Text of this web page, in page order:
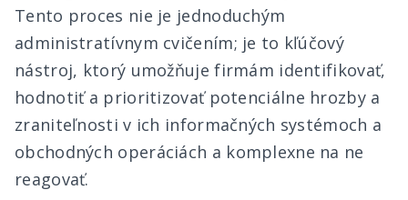
Tento proces nie je jednoduchým
administratívnym cvičením; je to kľúčový
nástroj, ktorý umožňuje firmám identifikovať,
hodnotiť a prioritizovať potenciálne hrozby a
zraniteľnosti v ich informačných systémoch a
obchodných operáciách a komplexne na ne
reagovať.